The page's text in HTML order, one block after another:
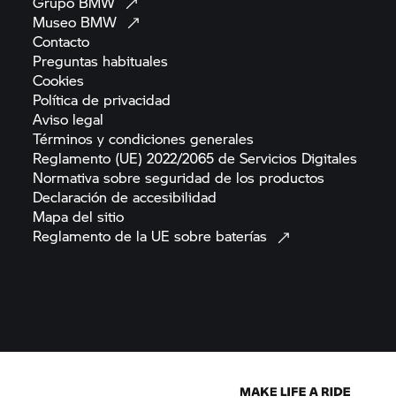
Museo BMW
Contacto
Preguntas habituales
Cookies
Política de privacidad
Aviso legal
Términos y condicionesgenerales
Reglamento (UE) 2022/2065 de Servicios Digitales
Normativa sobre seguridad de los productos
Declaración deaccesibilidad
Mapa delsitio
Reglamento de la UE sobre baterías